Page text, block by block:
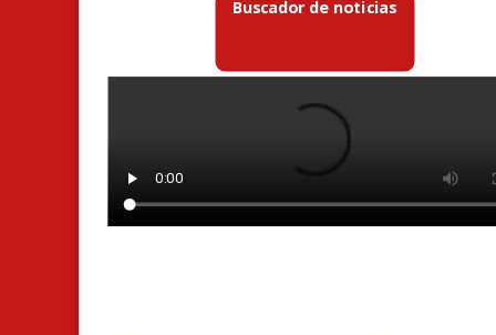
Buscador de noticias